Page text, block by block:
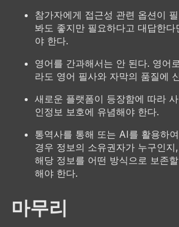
참가자에게 접근성 관련 옵션이
봐도 좋지만 필요하다고 대답한다
야 한다.
영어를 간과해서는 안 된다. 영어
라도 영어 필사와 자막의 품질에
새로운 플랫폼이 등장함에 따라
인정보 보호에 유념해야 한다.
통역사를 통해 또는 AI를 활용하
경우 정보의 소유권자가 누구인
해당 정보를 어떤 방식으로 보존
해야 한다.
마무리